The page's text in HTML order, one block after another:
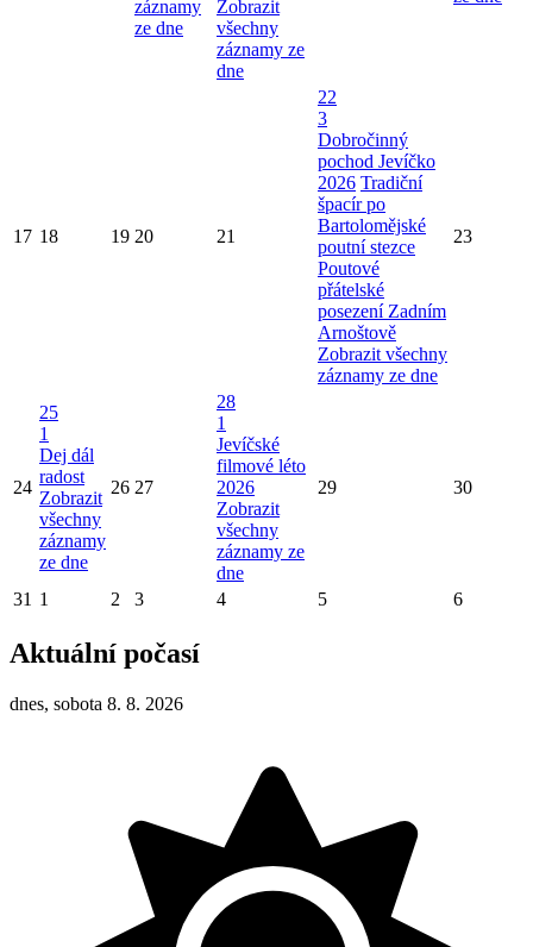
záznamy
ze dne
Zobrazit
všechny
záznamy ze
dne
17 18 19 20 21
22
3
Dobročinný
pochod Jevíčko
2026 Tradiční
špacír po
Bartolomějské
poutní stezce
Poutové
přátelské
posezení Zadním
Arnoštově
Zobrazit všechny
záznamy ze dne
23
24
25
1
Dej dál
radost
Zobrazit
všechny
záznamy
ze dne
26 27
28
1
Jevíčské
filmové léto
2026
Zobrazit
všechny
záznamy ze
dne
29 30
31 1 2 3 4 5 6
Aktuální počasí
dnes, sobota 8. 8. 2026